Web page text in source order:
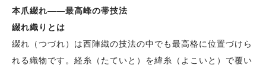
本爪綴れ——最高峰の帯技法
綴れ織りとは
綴れ（つづれ）は西陣織の技法の中でも最高格に位置づけら
れる織物です。経糸（たていと）を緯糸（よこいと）で覆い